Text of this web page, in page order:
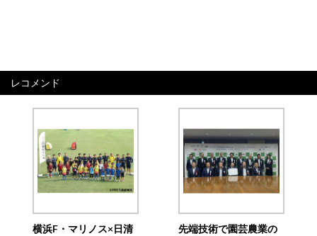
レコメンド
横浜F・マリノス×日清
先端技術で園芸農業の